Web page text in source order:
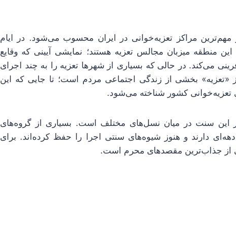
مراکز تعزیه‌خوانی در ایران محسوب می‌شود. در ایام
منطقه میزبان مجالس تعزیه هستند؛ نمایشی آیینی که وقایع
می‌کند. در حالی که بسیاری از شهرها تعزیه را به چند اجرای
«تعزیه» بخشی از زندگی اجتماعی مردم است؛ تا جایی که این
تعزیه‌خوانی کشور شناخته می‌شود.
این سنت در میان نسل‌های مختلف است. بسیاری از گروه‌های
دارند و هنوز شیوه‌های سنتی اجرا را حفظ کرده‌اند. برای
از جذاب‌ترین مقصدهای محرم است.